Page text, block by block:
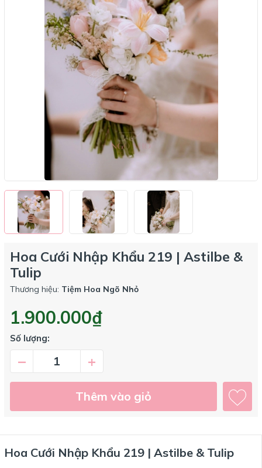
Hoa Cưới Nhập Khẩu 219 | Astilbe &
Tulip
Thương hiệu: Tiệm Hoa Ngõ Nhỏ
1.900.000₫
Số lượng:
– +
Thêm vào giỏ
Hoa Cưới Nhập Khẩu 219 | Astilbe & Tulip